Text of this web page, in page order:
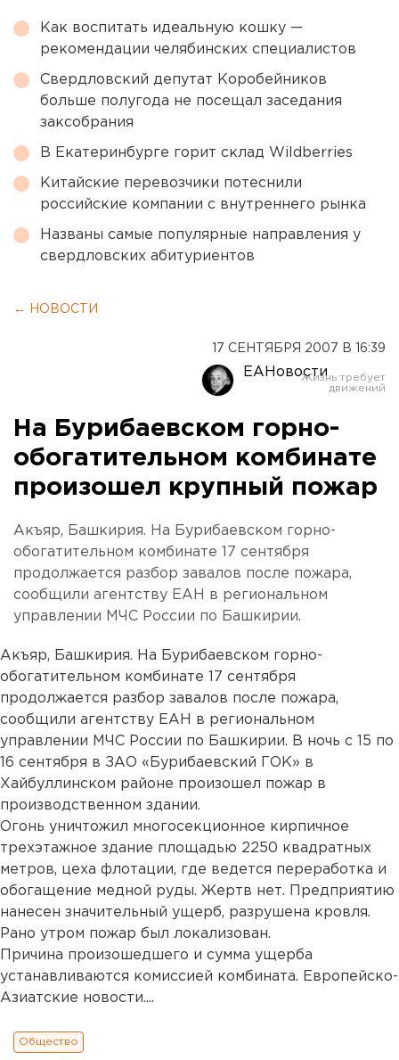
Как воспитать идеальную кошку —
рекомендации челябинских специалистов
Свердловский депутат Коробейников
больше полугода не посещал заседания
заксобрания
В Екатеринбурге горит склад Wildberries
Китайские перевозчики потеснили
российские компании с внутреннего рынка
Названы самые популярные направления у
свердловских абитуриентов
← НОВОСТИ
17 СЕНТЯБРЯ 2007 В 16:39
ЕАНовости
На Бурибаевском горно-
обогатительном комбинате
произошел крупный пожар
Акъяр, Башкирия. На Бурибаевском горно-
обогатительном комбинате 17 сентября
продолжается разбор завалов после пожара,
сообщили агентству ЕАН в региональном
управлении МЧС России по Башкирии.
Акъяр, Башкирия. На Бурибаевском горно-
обогатительном комбинате 17 сентября
продолжается разбор завалов после пожара,
сообщили агентству ЕАН в региональном
управлении МЧС России по Башкирии. В ночь с 15 по
16 сентября в ЗАО «Бурибаевский ГОК» в
Хайбуллинском районе произошел пожар в
производственном здании.
Огонь уничтожил многосекционное кирпичное
трехэтажное здание площадью 2250 квадратных
метров, цеха флотации, где ведется переработка и
обогащение медной руды. Жертв нет. Предприятию
нанесен значительный ущерб, разрушена кровля.
Рано утром пожар был локализован.
Причина произошедшего и сумма ущерба
устанавливаются комиссией комбината. Европейско-
Азиатские новости....
Общество